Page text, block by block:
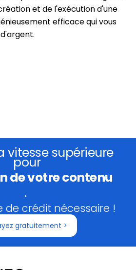
et de l'exécution d'une
efficace qui vous
vitesse supérieure
pour
de votre contenu
.
de crédit nécessaire !
gratuitement >